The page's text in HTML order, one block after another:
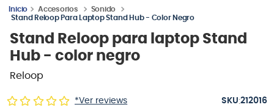
Accesorios
Sonido
Stand Reloop Para Laptop Stand Hub - Color Negro
Stand Reloop para laptop Stand
Hub - color negro
Reloop
*Ver reviews :212016